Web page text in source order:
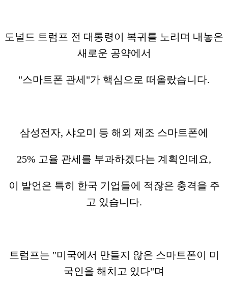
도널드 트럼프 전 대통령이 복귀를 노리며 내놓은
새로운 공약에서
"스마트폰 관세"가 핵심으로 떠올랐습니다.
삼성전자, 샤오미 등 해외 제조 스마트폰에
25% 고율 관세를 부과하겠다는 계획인데요,
이 발언은 특히 한국 기업들에 적잖은 충격을 주
고 있습니다.
트럼프는 "미국에서 만들지 않은 스마트폰이 미
국인을 해치고 있다"며